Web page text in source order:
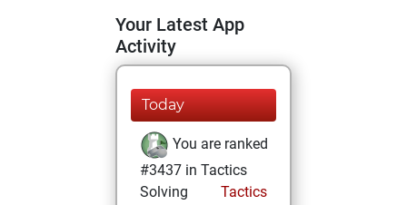
Your Latest App
Activity
Today
You are ranked
#3437 in Tactics
Solving
Tactics